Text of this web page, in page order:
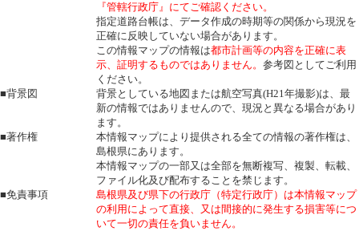
『管轄行政庁』にてご確認ください。
指定道路台帳は、データ作成の時期等の関係から現況を
正確に反映していない場合があります。
この情報マップの情報は都市計画等の内容を正確に表
示、証明するものではありません。 参考図としてご利用
ください。
■背景図
背景としている地図または航空写真(H21年撮影)は、最
新の情報ではありませんので、現況と異なる場合があり
ます。
■著作権
本情報マップにより提供される全ての情報の著作権は、
島根県にあります。
本情報マップの一部又は全部を無断複写、複製、転載、
ファイル化及び配布することを禁じます。
■免責事項
島根県及び県下の行政庁（特定行政庁）は本情報マップ
の利用によって直接、又は間接的に発生する損害等につ
いて一切の責任を負いません。